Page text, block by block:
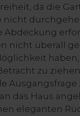
da die
nicht
Abdeckung
nicht überall
zu
Ausgangsfrage
das Haus
eleganten